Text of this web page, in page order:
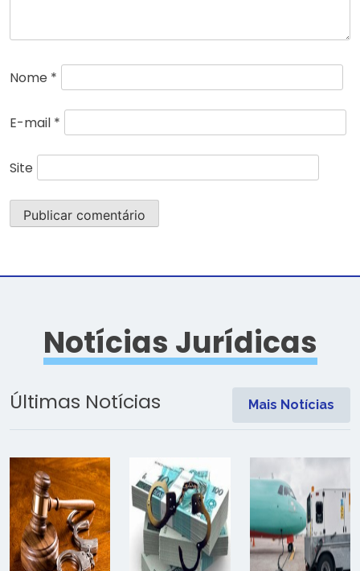
Nome *
E-mail *
Site
Notícias Jurídicas
Últimas Notícias Mais Notícias